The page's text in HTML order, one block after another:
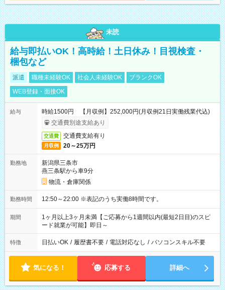
未読
給与即払いOK！高時給！土日休み！目視検査・
梱包など
派遣 職種未経験OK 社会人未経験OK
ブランクOK
WEB登録・面接OK
給与
時給1500円 【月収例】252,000円(月収例21日実働残業代込)
交通費別途支給あり
交通費 交通費支給有り
月収例 20～25万円
勤務地
新潟県三条市
燕三条駅から車9分
物流・倉庫関係
勤務時間 12:50～22:00 ※表記のうち実働8時間です。
期間
1ヶ月以上3ヶ月未満【ご応募から1週間以内(最短2日目)のスピ
ード就業が可能】即日～
特徴 日払いOK / 履歴書不要 / 電話対応なし / パソコンスキル不要
気になる！ 応募する 詳細へ